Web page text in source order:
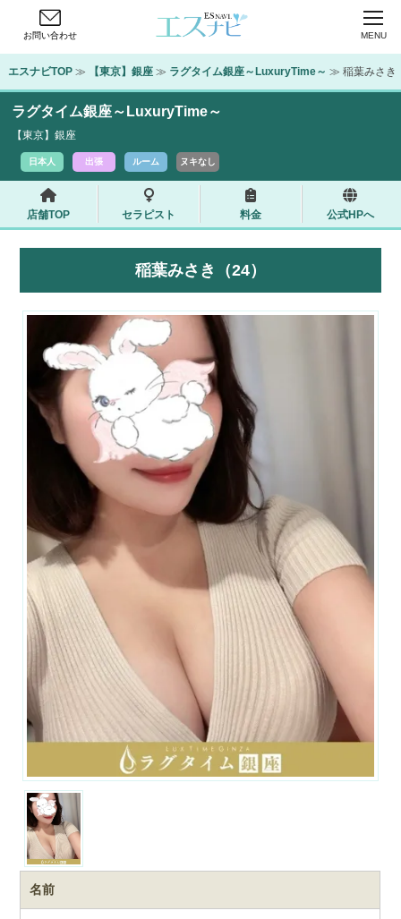
お問い合わせ MENU
エスナビTOP ≫ 【東京】銀座 ≫ ラグタイム銀座～LuxuryTime～ ≫ 稲葉みさき
ラグタイム銀座～LuxuryTime～
【東京】銀座
日本人 出張 ルーム ヌキなし
店舗TOP セラピスト 料金 公式HPへ
稲葉みさき（24）
名前